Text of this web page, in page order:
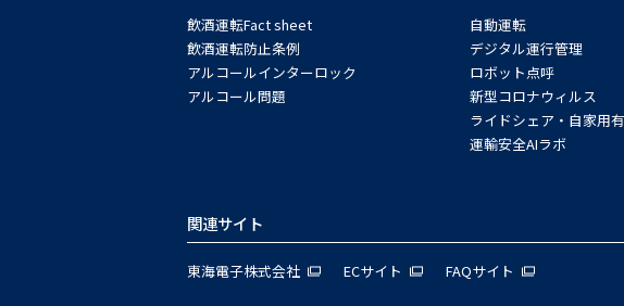
飲酒運転Fact sheet
飲酒運転防止条例
アルコールインターロック
アルコール問題
自動運転
デジタル運行管理
ロボット点呼
新型コロナウィルス
ライドシェア・自家用
運輸安全AIラボ
関連サイト
東海電子株式会社 ECサイト FAQサイト